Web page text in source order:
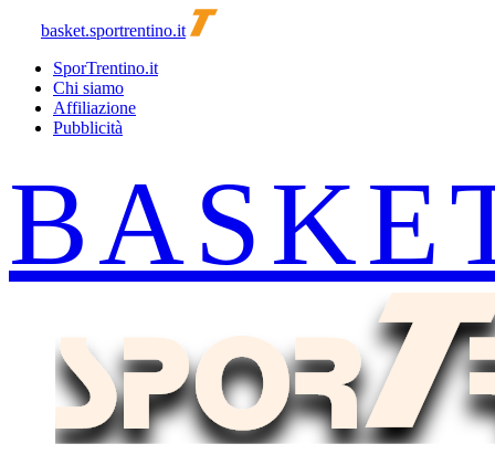
basket.sportrentino.it
SporTrentino.it
Chi siamo
Affiliazione
Pubblicità